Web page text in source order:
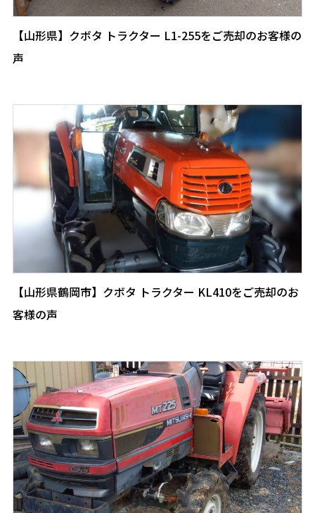
【山形県】クボタ トラクター L1-255をご売却のお客様の
声
【山形県鶴岡市】クボタ トラクター KL410をご売却のお
客様の声